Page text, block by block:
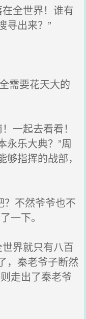
全世界！谁有
寻出来？”
需要花天大的
一起去看看！
永乐大典？”周
指挥的战部，
不然爷爷也不
一下。
界就只有八百
，秦老爷子断然
走出了秦老爷